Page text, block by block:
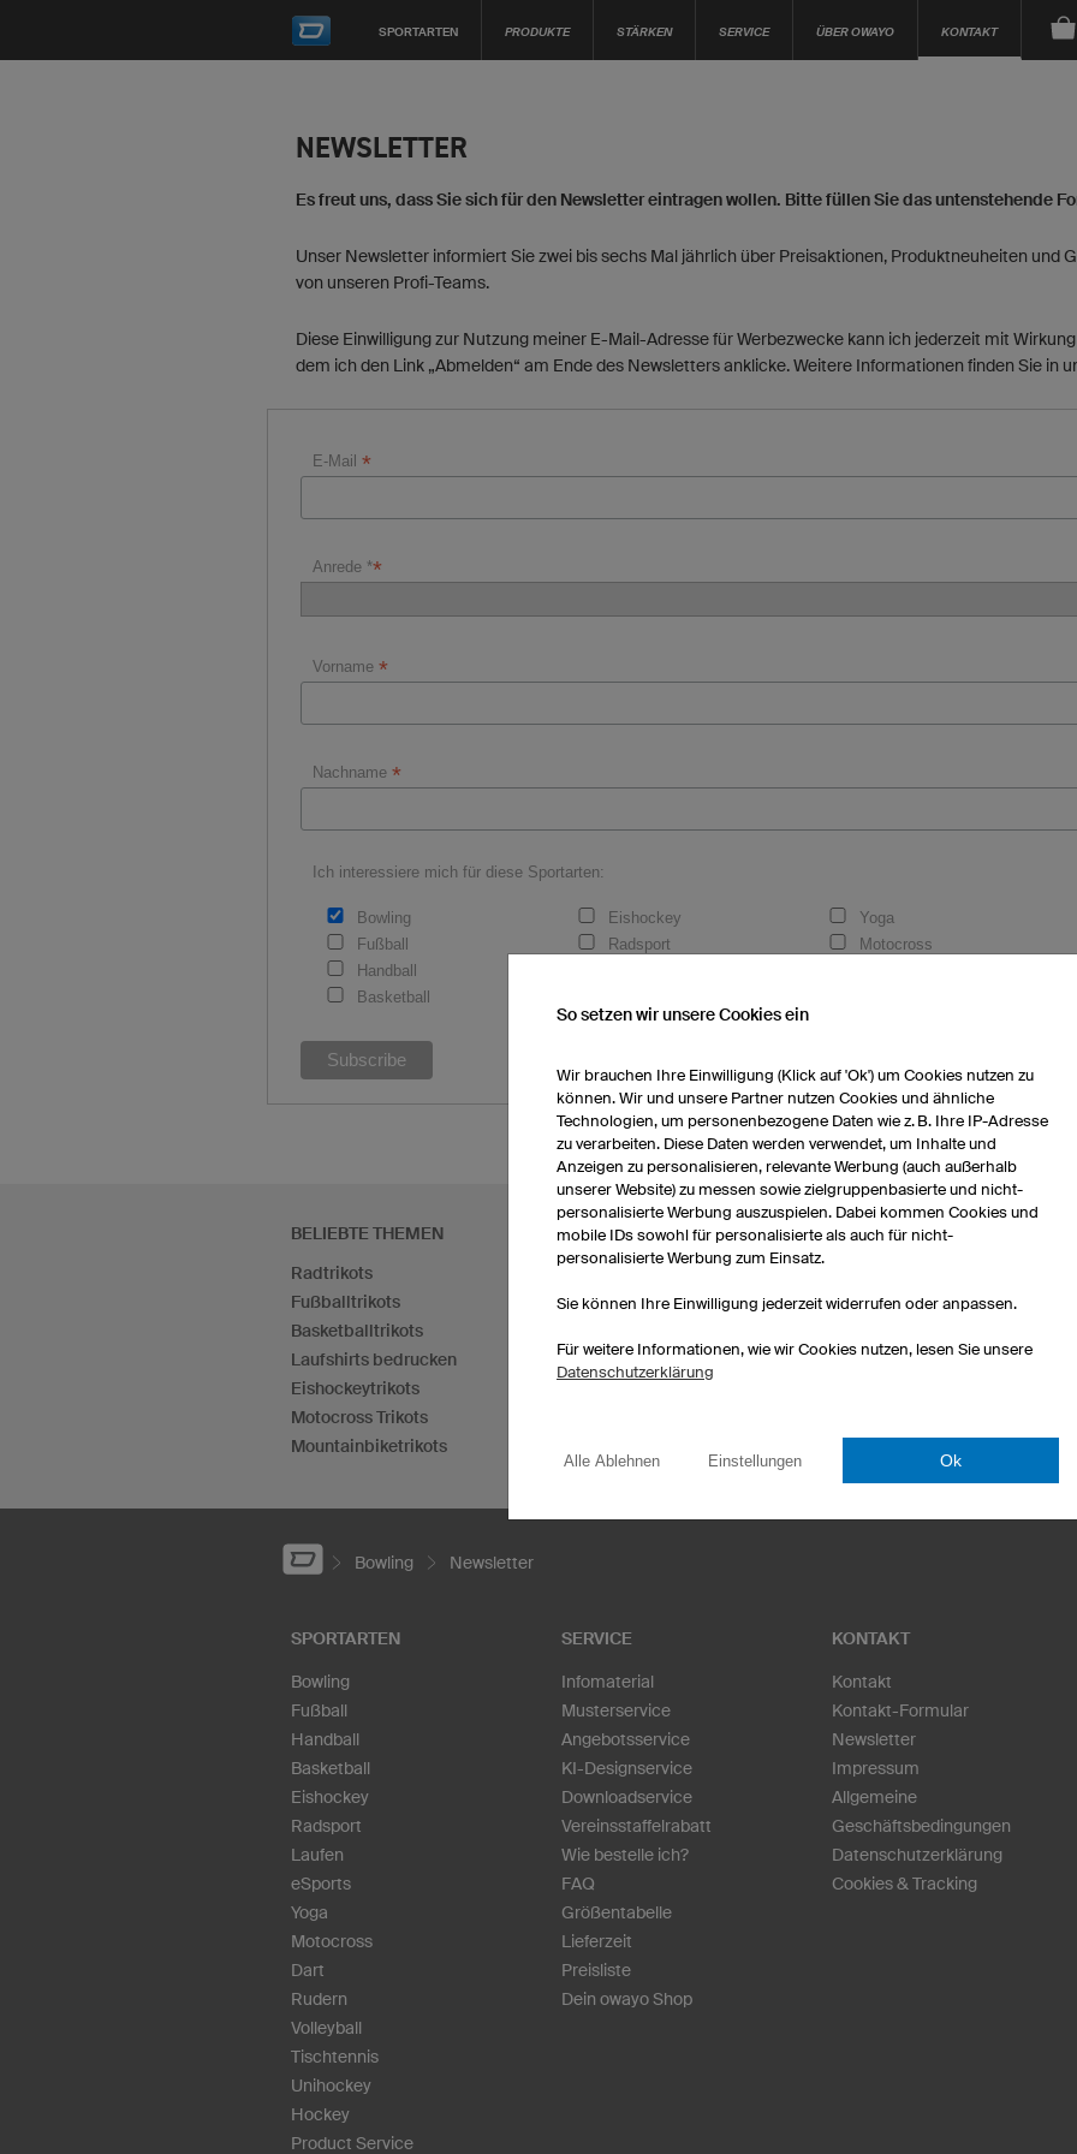
SPORTARTEN PRODUKTE STÄRKEN SERVICE ÜBER OWAYO KONTAKT
NEWSLETTER
Es freut uns, dass Sie sich für den Newsletter eintragen wollen. Bitte füllen Sie das untenstehende
Unser Newsletter informiert Sie zwei bis sechs Mal jährlich über Preisaktionen, Produktneuheiten und
von unseren Profi-Teams.
Diese Einwilligung zur Nutzung meiner E-Mail-Adresse für Werbezwecke kann ich jederzeit mit
dem ich den Link „Abmelden“ am Ende des Newsletters anklicke. Weitere Informationen finden Sie in
E-Mail *
Anrede **
Vorname *
Nachname *
Ich interessiere mich für diese Sportarten:
Bowling
Fußball
Handball
Basketball
Eishockey
Radsport
Yoga
Motocross
BELIEBTE THEMEN
Radtrikots
Fußballtrikots
Basketballtrikots
Laufshirts bedrucken
Eishockeytrikots
Motocross Trikots
Mountainbiketrikots
Darttrikots
Hoodies bedrucken
Bowling Newsletter
SPORTARTEN
Bowling
Fußball
Handball
Basketball
Eishockey
Radsport
Laufen
eSports
Yoga
Motocross
Dart
Rudern
Volleyball
Tischtennis
Unihockey
Hockey
Product Service
SERVICE
Infomaterial
Musterservice
Angebotsservice
KI-Designservice
Downloadservice
Vereinsstaffelrabatt
Wie bestelle ich?
FAQ
Größentabelle
Lieferzeit
Preisliste
Dein owayo Shop
KONTAKT
Kontakt
Kontakt-Formular
Newsletter
Impressum
Allgemeine
Geschäftsbedingungen
Datenschutzerklärung
Cookies & Tracking
So setzen wir unsere Cookies ein
Wir brauchen Ihre Einwilligung (Klick auf 'Ok') um Cookies nutzen zu
können. Wir und unsere Partner nutzen Cookies und ähnliche
Technologien, um personenbezogene Daten wie z. B. Ihre IP-Adresse
zu verarbeiten. Diese Daten werden verwendet, um Inhalte und
Anzeigen zu personalisieren, relevante Werbung (auch außerhalb
unserer Website) zu messen sowie zielgruppenbasierte und nicht-
personalisierte Werbung auszuspielen. Dabei kommen Cookies und
mobile IDs sowohl für personalisierte als auch für nicht-
personalisierte Werbung zum Einsatz.
Sie können Ihre Einwilligung jederzeit widerrufen oder anpassen.
Für weitere Informationen, wie wir Cookies nutzen, lesen Sie unsere
Datenschutzerklärung
Alle Ablehnen Einstellungen Ok